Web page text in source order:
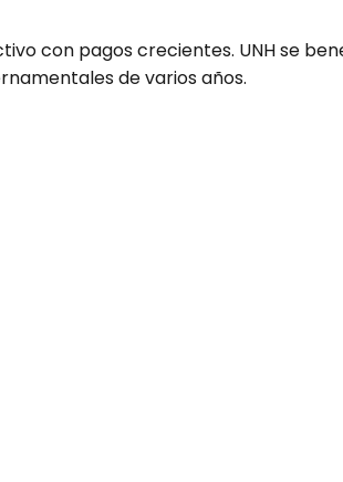
con pagos crecientes. UNH se
de varios años.